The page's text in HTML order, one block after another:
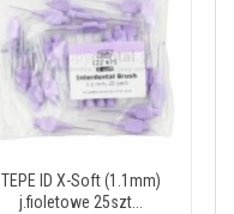
TEPE ID X-Soft (1.1mm)
j.fioletowe 25szt...